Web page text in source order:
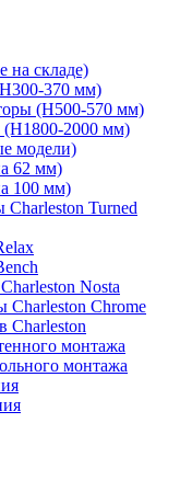
на складе)
370 мм)
(H500-570 мм)
(H1800-2000 мм)
модели)
62 мм)
100 мм)
Charleston Turned
Nosta
Charleston Chrome
Charleston
монтажа
монтажа